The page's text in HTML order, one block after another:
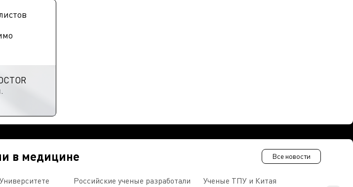
в медицине Все новости
Российские ученые разработали
Ученые ТПУ и Китая